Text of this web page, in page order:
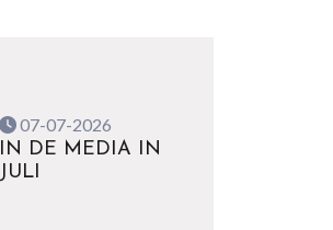
07-07-2026
IN DE MEDIA IN
JULI